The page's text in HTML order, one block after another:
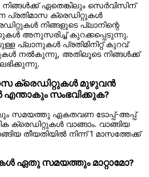
ഏതെങ്കിലും സെർവിസിന്
പ്രതിമാസ ക്രെഡിറ്റുകൾ
നിങ്ങളുടെ പ്ലാനിന്റെ
അനുസരിച്ച് കുറക്കപ്പെടുന്നു.
പ്ലാനുകൾ പ്രതിമിനിറ്റ് കുറവ്
നൽകുന്നു, അതിലൂടെ നിങ്ങള്‍ക്ക്
ക്രെഡിറ്റുകൾ മുഴുവൻ
എന്താകും സംഭവിക്കുക?
സമയത്തു ഏകതവണ ടോപ്പ്-അപ്പ്
ക്രെഡിറ്റുകൾ വാങ്ങാം. വാങ്ങിയ
തീയതിയിൽ നിന്ന് 1 മാസത്തേക്ക്
ഏതു സമയത്തും മാറ്റാമോ?